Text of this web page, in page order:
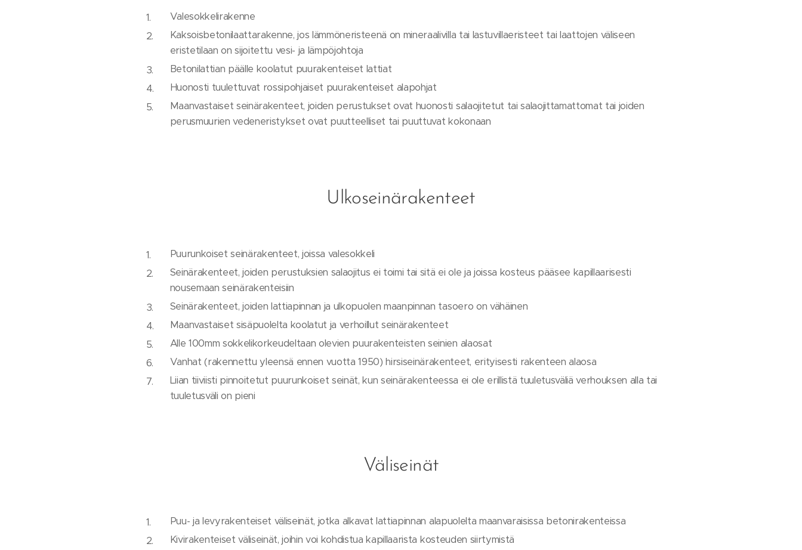
Valesokkelirakenne
Kaksoisbetonilaattarakenne, jos lämmöneristeenä on mineraalivilla tai lastuvillaeristeet tai laattojen väliseen
eristetilaan on sijoitettu vesi- ja lämpöjohtoja
Betonilattian päälle koolatut puurakenteiset lattiat
Huonosti tuulettuvat rossipohjaiset puurakenteiset alapohjat
Maanvastaiset seinärakenteet, joiden perustukset ovat huonosti salaojitetut tai salaojittamattomat tai joiden
perusmuurien vedeneristykset ovat puutteelliset tai puuttuvat kokonaan
Ulkoseinärakenteet
Puurunkoiset seinärakenteet, joissa valesokkeli
Seinärakenteet, joiden perustuksien salaojitus ei toimi tai sitä ei ole ja joissa kosteus pääsee kapillaarisesti
nousemaan seinärakenteisiin
Seinärakenteet, joiden lattiapinnan ja ulkopuolen maanpinnan tasoero on vähäinen
Maanvastaiset sisäpuolelta koolatut ja verhoillut seinärakenteet
Alle 100mm sokkelikorkeudeltaan olevien puurakenteisten seinien alaosat
Vanhat (rakennettu yleensä ennen vuotta 1950) hirsiseinärakenteet, erityisesti rakenteen alaosa
Liian tiiviisti pinnoitetut puurunkoiset seinät, kun seinärakenteessa ei ole erillistä tuuletusväliä verhouksen alla tai
tuuletusväli on pieni
Väliseinät
Puu- ja levyrakenteiset väliseinät, jotka alkavat lattiapinnan alapuolelta maanvaraisissa betonirakenteissa
Kivirakenteiset väliseinät, joihin voi kohdistua kapillaarista kosteuden siirtymistä